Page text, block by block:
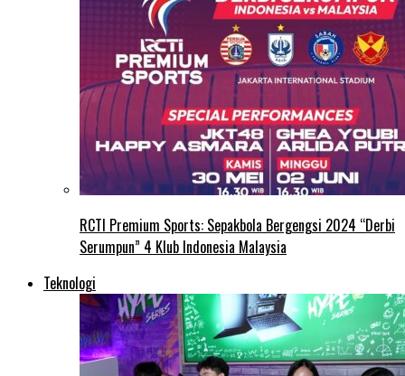
RCTI Premium Sports: Sepakbola Bergengsi 2024 “Derbi
Serumpun” 4 Klub Indonesia Malaysia
Teknologi